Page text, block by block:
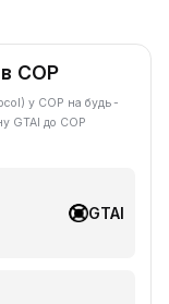
COP
у COP на будь-
GTAI до COP
GTAI